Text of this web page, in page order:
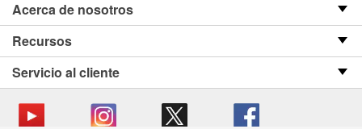
Acerca de nosotros
Recursos
Servicio al cliente